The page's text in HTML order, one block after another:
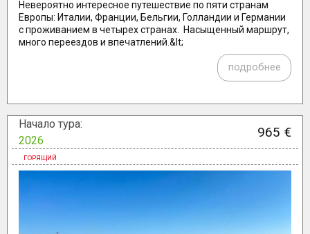
Невероятно интересное путешествие по пяти странам
Европы: Италии, Франции, Бельгии, Голландии и Германии
с проживанием в четырех странах. Насыщенный маршрут,
много переездов и впечатлений.&lt;
подробнее
Начало тура:
2026
965 €